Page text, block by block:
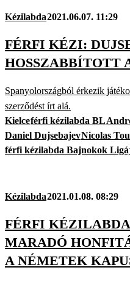
Kézilabda2021.06.07. 11:29
FÉRFI KÉZI:
HOSSZABBÍTOTT
Spanyolországból érkezik
szerződést írt alá.
Kielceférfi kézilabda BL
Daniel DujsebajevNicolas
férfi kézilabda Bajnokok
Kézilabda2021.01.08. 08:29
FÉRFI
MARADÓ
A NÉMETEK